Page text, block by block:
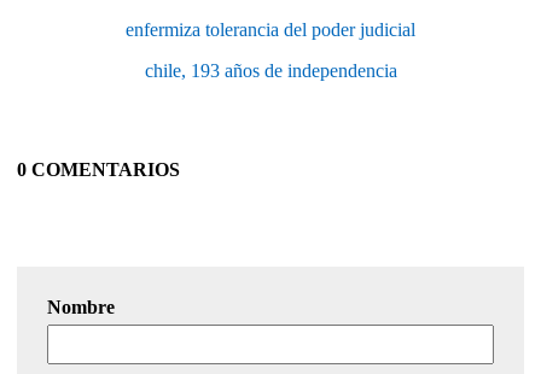
enfermiza tolerancia del poder judicial
chile, 193 años de independencia
0 COMENTARIOS
Nombre